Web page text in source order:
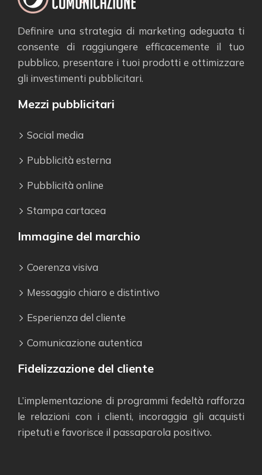
Definire una strategia di marketing adeguata ti
consente di raggiungere efficacemente il tuo
pubblico, presentare i tuoi prodotti e ottimizzare
gli investimenti pubblicitari.
Mezzi pubblicitari
Social media
Pubblicità esterna
Pubblicità online
Stampa cartacea
Immagine del marchio
Coerenza visiva
Messaggio chiaro e distintivo
Esperienza del cliente
Comunicazione autentica
Fidelizzazione del cliente
L’implementazione di programmi fedeltà rafforza
le relazioni con i clienti, incoraggia gli acquisti
ripetuti e favorisce il passaparola positivo.